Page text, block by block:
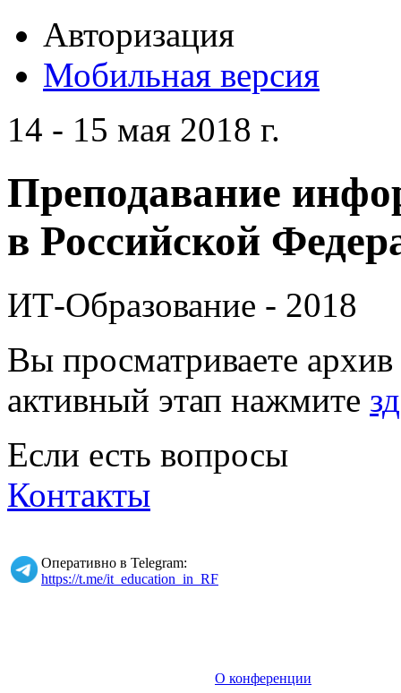
Авторизация
Мобильная версия
14 - 15 мая 2018 г.
Преподавание
в Российской
ИТ-Образование - 2018
Вы просматриваете
активный этап нажмите
Если есть вопросы
Контакты
Оперативно в Telegram:
https://t.me/it_education_in_RF
О конференции